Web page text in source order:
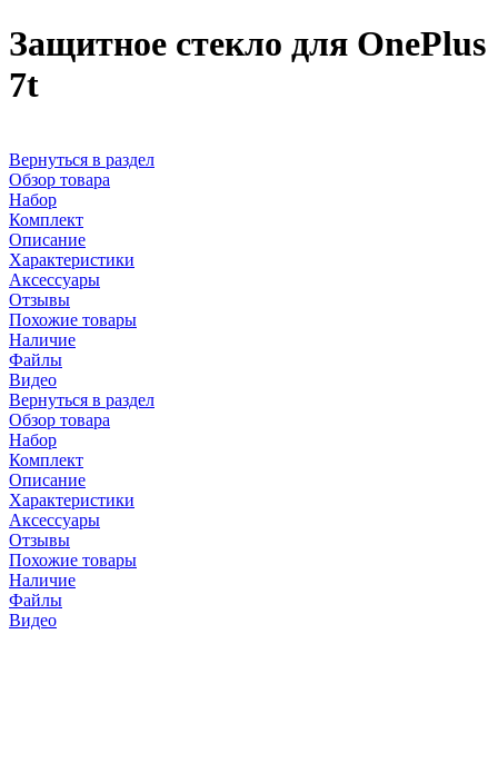
Защитное стекло для OnePlus
7t
Вернуться в раздел
Обзор товара
Набор
Комплект
Описание
Характеристики
Аксессуары
Отзывы
Похожие товары
Наличие
Файлы
Видео
Вернуться в раздел
Обзор товара
Набор
Комплект
Описание
Характеристики
Аксессуары
Отзывы
Похожие товары
Наличие
Файлы
Видео